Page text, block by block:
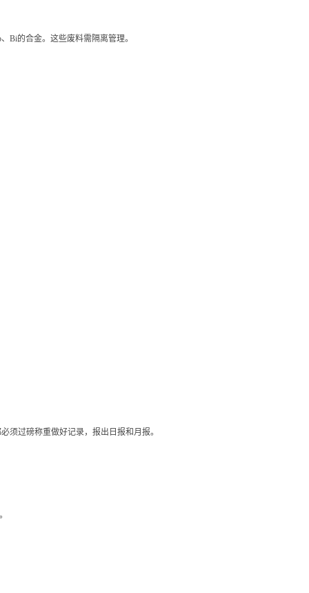
Bi的合金。这些废料需隔离管理。
须过磅称重做好记录，报出日报和月报。